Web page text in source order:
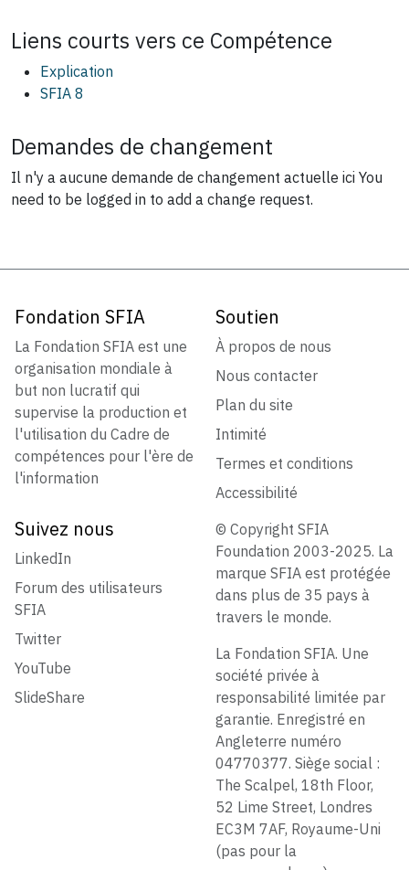
Liens courts vers ce Compétence
Explication
SFIA 8
Demandes de changement
Il n'y a aucune demande de changement actuelle ici You
need to be logged in to add a change request.
Fondation SFIA
La Fondation SFIA est une
organisation mondiale à
but non lucratif qui
supervise la production et
l'utilisation du Cadre de
compétences pour l'ère de
l'information
Soutien
À propos de nous
Nous contacter
Plan du site
Intimité
Termes et conditions
Accessibilité
Suivez nous
LinkedIn
Forum des utilisateurs
SFIA
Twitter
YouTube
SlideShare
© Copyright SFIA
Foundation 2003-2025. La
marque SFIA est protégée
dans plus de 35 pays à
travers le monde.
La Fondation SFIA. Une
société privée à
responsabilité limitée par
garantie. Enregistré en
Angleterre numéro
04770377. Siège social :
The Scalpel, 18th Floor,
52 Lime Street, Londres
EC3M 7AF, Royaume-Uni
(pas pour la